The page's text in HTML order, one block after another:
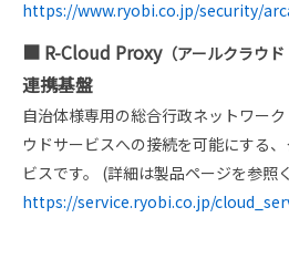
https://www.ryobi.co.jp/security/
■ R-Cloud Proxy（アールクラウド
連携基盤
自治体様専用の総合行政ネットワー
ウドサービスへの接続を可能にする
ビスです。 (詳細は製品ページを参照
https://service.ryobi.co.jp/